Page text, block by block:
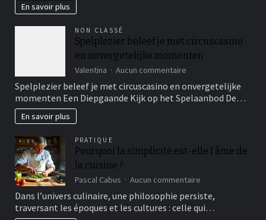
efficace
En savoir plus
NON CLASSÉ
Spelplezier beleef je met circuscasino
en onvergetelijke momenten
Valentina Aucun commentaire
beleef
je
onvergetelijke
momenten
Spelplezier beleef je met circuscasino en onvergetelijke
momenten Een Diepgaande Kijk op het Spelaanbod De…
En savoir plus
PRATIQUE
Pourquoi la simplicité est-elle l’âme de
la cuisine ?
Pascal Cabus Aucun commentaire
la
simplicité
Dans l’univers culinaire, une philosophie persiste,
traversant les époques et les cultures : celle qui…